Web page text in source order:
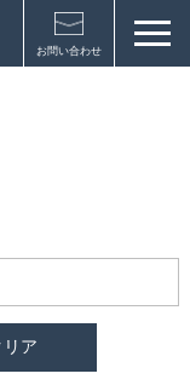
お問い合わせ